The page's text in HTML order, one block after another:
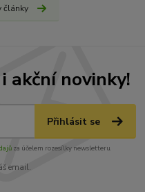
články
akční novinky!
Přihlásit se
za účelem rozesílky newsletteru.
email.